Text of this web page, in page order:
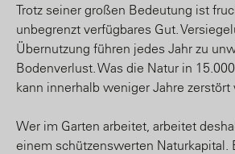
Trotz seiner großen Bedeutung ist
unbegrenzt verfügbares Gut.
Übernutzung führen jedes Jahr zu
Bodenverlust. Was die Natur in
kann innerhalb weniger Jahre zerstört
Wer im Garten arbeitet, arbeitet
einem schützenswerten Naturkapital.